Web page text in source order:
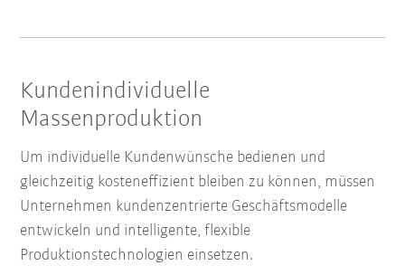
Kundenindividuelle
Massenproduktion
Um individuelle Kundenwünsche bedienen und
gleichzeitig kosteneffizient bleiben zu können, müssen
Unternehmen kundenzentrierte Geschäftsmodelle
entwickeln und intelligente, flexible
Produktionstechnologien einsetzen.